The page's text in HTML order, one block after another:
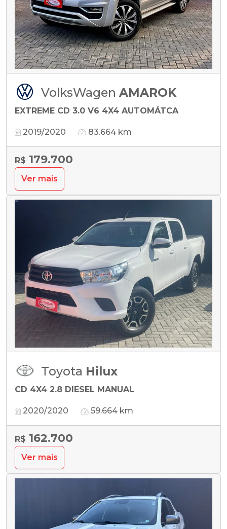
VolksWagen AMAROK
EXTREME CD 3.0 V6 4X4 AUTOMÁTCA
2019/2020 83.664 km
R$ 179.700
Ver mais
Toyota Hilux
CD 4X4 2.8 DIESEL MANUAL
2020/2020 59.664 km
R$ 162.700
Ver mais